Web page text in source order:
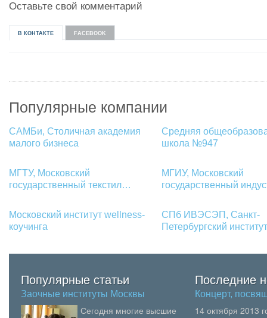
Оставьте свой комментарий
В КОНТАКТЕ FACEBOOK
Популярные компании
САМБи, Столичная академия
малого бизнеса
Средняя
школа №947
МГТУ, Московский
государственный текстил…
МГИУ, Московский
государственный
Московский институт wellness-
коучинга
СПб ИВЭСЭП, Санкт-
Петербургский
Популярные статьи
Заочные институты Москвы
Сегодня многие высшие
Последние
Концерт,
14 октября 2013